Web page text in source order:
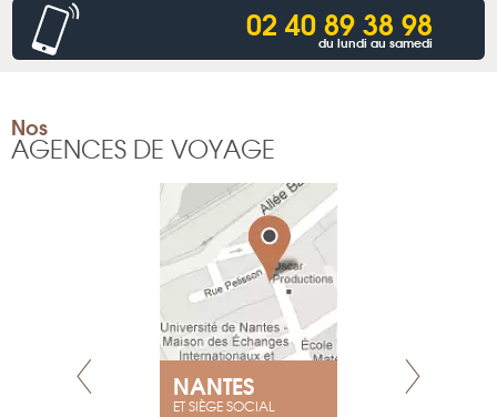
02 40 89 38 98
du lundi au samedi
Nos
AGENCES DE VOYAGE
NANTES
ET SIÈGE SOCIAL